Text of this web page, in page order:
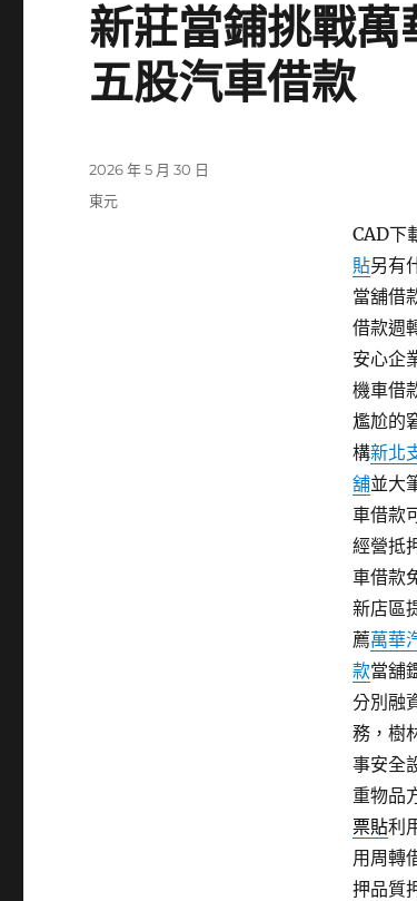
新莊當鋪挑戰
五股汽車借款
CAD下
貼另有
當舖借
借款週
安心企
機車借
尷尬的
構新北
舖並大
車借款
經營抵
車借款
新店區
薦萬華
款當舖
分別融
務，樹
事安全
重物品
票貼利
用周轉
押品質
發
佈
2026 年 5 月 30 日
分
東元